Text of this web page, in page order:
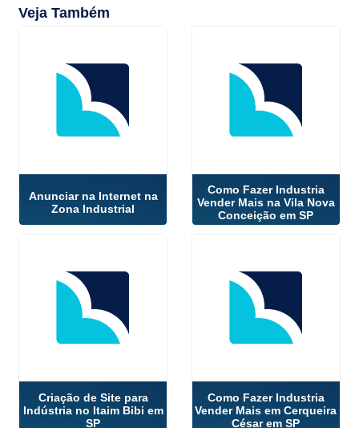
Veja Também
Anunciar na Internet na
Zona Industrial
Como Fazer Industria
Vender Mais na Vila Nova
Conceição em SP
Criação de Site para
Indústria no Itaim Bibi em
SP
Como Fazer Industria
Vender Mais em Cerqueira
César em SP